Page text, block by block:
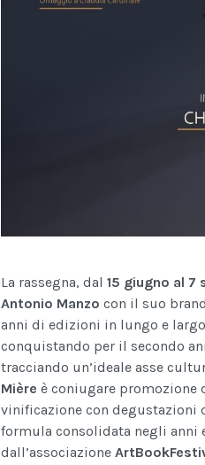
La rassegna, dal 15 giugno al
Antonio Manzo con il suo brand
anni di edizioni in lungo e
conquistando per il secondo
tracciando un’ideale asse
Mière è coniugare promozione
vinificazione con degustazioni
formula consolidata negli anni
dall’associazione